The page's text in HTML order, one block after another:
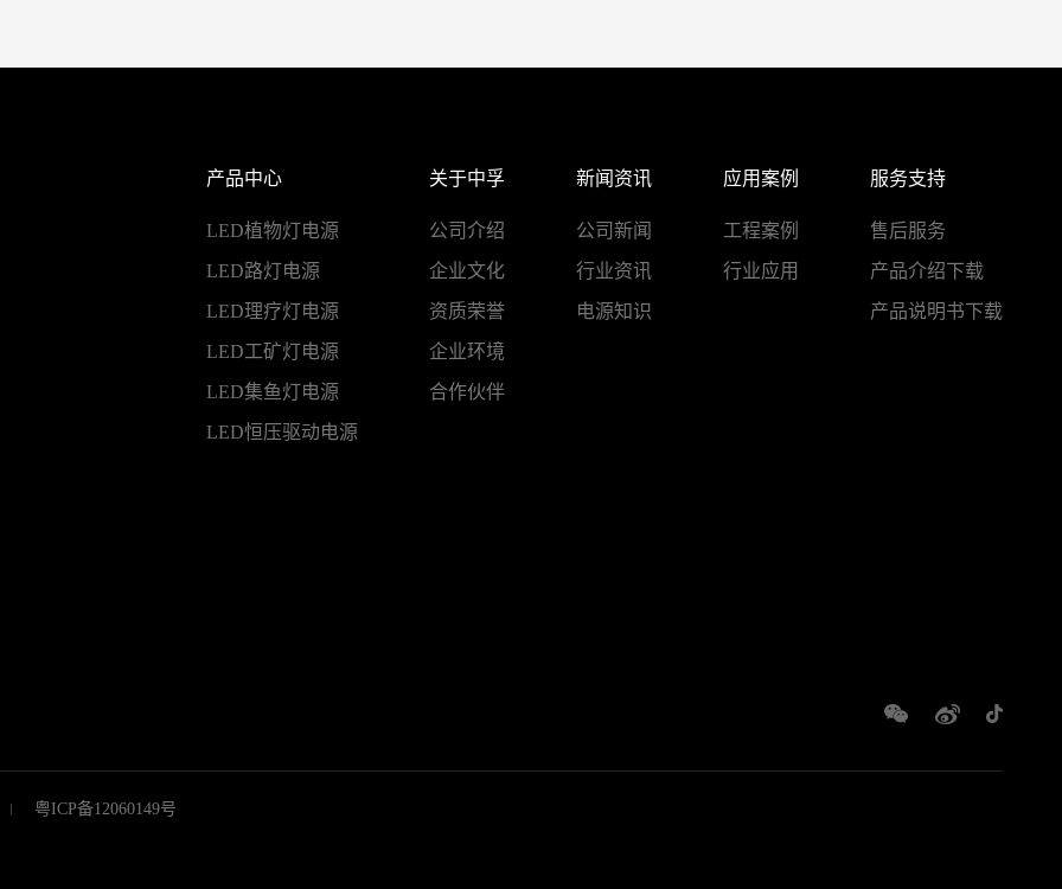
产品中心
LED植物灯电源
LED路灯电源
LED理疗灯电源
LED工矿灯电源
LED集鱼灯电源
LED恒压驱动电源
关于中孚
公司介绍
企业文化
资质荣誉
企业环境
合作伙伴
新闻资讯
公司新闻
行业资讯
电源知识
应用案例
工程案例
行业应用
服务支持
售后服务
产品介绍下载
产品说明书下载
粤ICP备12060149号